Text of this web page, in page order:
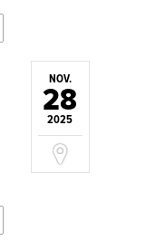
NOV.
28
2025